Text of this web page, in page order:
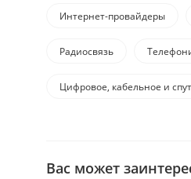
Интернет-провайдеры
Радиосвязь
Цифровое, кабельное и
Вас может